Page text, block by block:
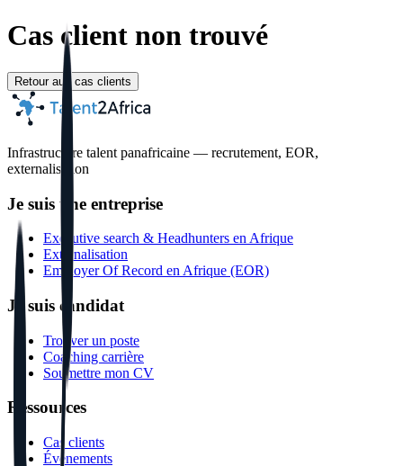
Cas client non trouvé
Retour aux cas clients
Infrastructure talent panafricaine — recrutement, EOR,
externalisation
Je suis une entreprise
Executive search & Headhunters en Afrique
Externalisation
Employer Of Record en Afrique (EOR)
Je suis candidat
Trouver un poste
Coaching carrière
Soumettre mon CV
Ressources
Cas clients
Événements